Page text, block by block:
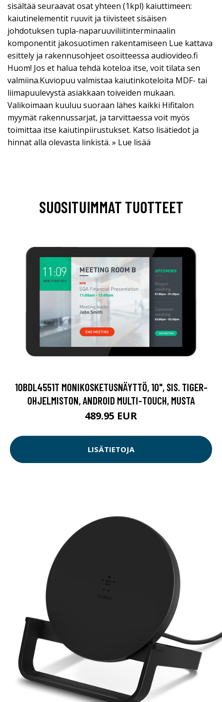
sisältää seuraavat osat yhteen (1kpl) kaiuttimeen:
kaiutinelementit ruuvit ja tiivisteet sisäisen
johdotuksen tupla-naparuuviliitinterminaalin
komponentit jakosuotimen rakentamiseen Lue kattava
esittely ja rakennusohjeet osoitteessa audiovideo.fi
Huom! Jos et halua tehdä koteloa itse, voit tilata sen
valmiina.Kuviopuu valmistaa kaiutinkoteloita MDF- tai
liimapuulevystä asiakkaan toiveiden mukaan.
Valikoimaan kuuluu suoraan lähes kaikki Hifitalon
myymät rakennussarjat, ja tarvittaessa voit myös
toimittaa itse kaiutinpiirustukset. Katso lisätiedot ja
hinnat alla olevasta linkistä. » Lue lisää
SUOSITUIMMAT TUOTTEET
10BDL4551T MONIKOSKETUSNÄYTTÖ, 10", SIS. TIGER-
OHJELMISTON, ANDROID MULTI-TOUCH, MUSTA
489.95 EUR
LISÄTIETOJA